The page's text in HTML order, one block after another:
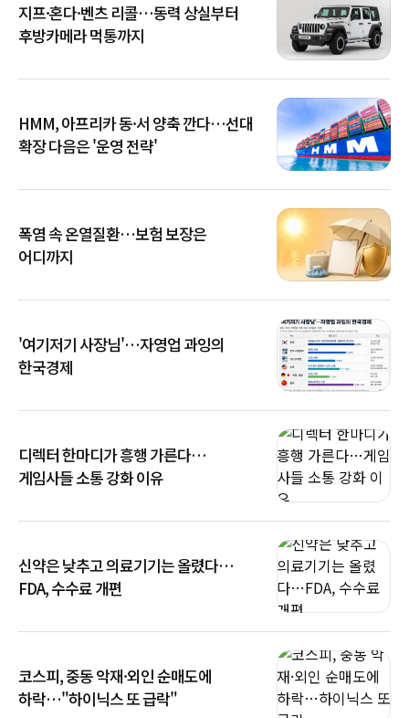
지프·혼다·벤츠 리콜…동력 상실부터
후방카메라 먹통까지
HMM, 아프리카 동·서 양축 깐다…선대
확장 다음은 '운영 전략'
폭염 속 온열질환…보험 보장은
어디까지
'여기저기 사장님'…자영업 과잉의
한국경제
디렉터 한마디가 흥행 가른다…
게임사들 소통 강화 이유
신약은 낮추고 의료기기는 올렸다…
FDA, 수수료 개편
코스피, 중동 악재·외인 순매도에
하락…"하이닉스 또 급락"